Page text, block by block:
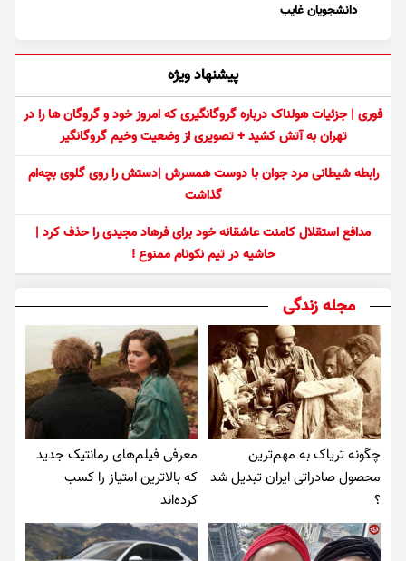
دانشجویان غایب
پیشنهاد ویژه
فوری | جزئیات هولناک درباره گروگانگیری که امروز خود و گروگان ها را در
تهران به آتش کشید + تصویری از وضعیت وخیم گروگانگیر
رابطه شیطانی مرد جوان با دوست همسرش |دستش را روی گلوی بچه‌ام
گذاشت
مدافع استقلال کامنت عاشقانه خود برای فرهاد مجیدی را حذف کرد |
حاشیه در تیم نکونام ممنوع !
مجله زندگی
چگونه تریاک به مهم‌ترین
محصول صادراتی ایران تبدیل شد
؟
معرفی فیلم‌های رمانتیک جدید
که بالاترین امتیاز را کسب
کرده‌اند